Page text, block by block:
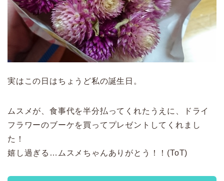
実はこの日はちょうど私の誕生日。
ムスメが、食事代を半分払ってくれたうえに、ドライ
フラワーのブーケを買ってプレゼントしてくれまし
た！
嬉し過ぎる…ムスメちゃんありがとう！！(ToT)